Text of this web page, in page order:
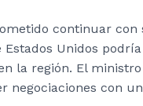
continuar
Estados Unidos
la región. El
negociaciones con